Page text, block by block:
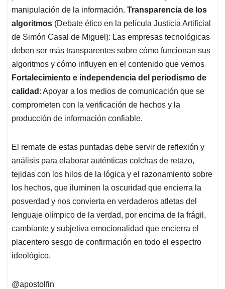
manipulación de la información. Transparencia de los
algoritmos (Debate ético en la película Justicia Artificial
de Simón Casal de Miguel): Las empresas tecnológicas
deben ser más transparentes sobre cómo funcionan sus
algoritmos y cómo influyen en el contenido que vemos
Fortalecimiento e independencia del periodismo de
calidad : Apoyar a los medios de comunicación que se
comprometen con la verificación de hechos y la
producción de información confiable.
El remate de estas puntadas debe servir de reflexión y
análisis para elaborar auténticas colchas de retazo,
tejidas con los hilos de la lógica y el razonamiento sobre
los hechos, que iluminen la oscuridad que encierra la
posverdad y nos convierta en verdaderos atletas del
lenguaje olímpico de la verdad, por encima de la frágil,
cambiante y subjetiva emocionalidad que encierra el
placentero sesgo de confirmación en todo el espectro
ideológico.
@apostolfin